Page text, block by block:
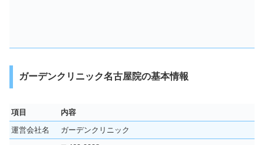
ガーデンクリニック名古屋院の基本情報
項目
内容
運営会社名
ガーデンクリニック